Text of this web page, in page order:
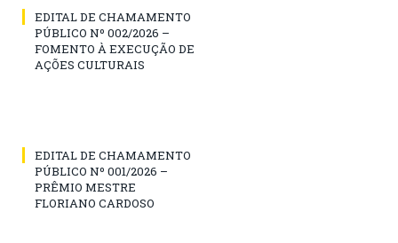
EDITAL DE CHAMAMENTO
PÚBLICO Nº 002/2026 –
FOMENTO À EXECUÇÃO DE
AÇÕES CULTURAIS
EDITAL DE CHAMAMENTO
PÚBLICO Nº 001/2026 –
PRÊMIO MESTRE
FLORIANO CARDOSO